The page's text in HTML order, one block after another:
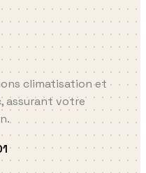
climatisation et
assurant votre